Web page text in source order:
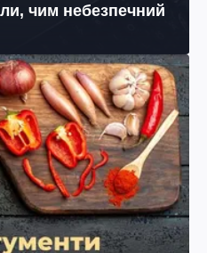
чим небезпечний